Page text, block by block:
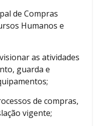
de Compras
Humanos e
as atividades
guarda e
de compras,
vigente;